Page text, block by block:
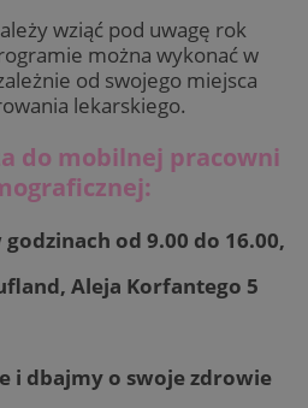
wziąć pod uwagę rok
można wykonać w
od swojego miejsca
lekarskiego.
do mobilnej pracowni
od 9.00 do 16.00,
Aleja Korfantego 5
i dbajmy o swoje zdrowie